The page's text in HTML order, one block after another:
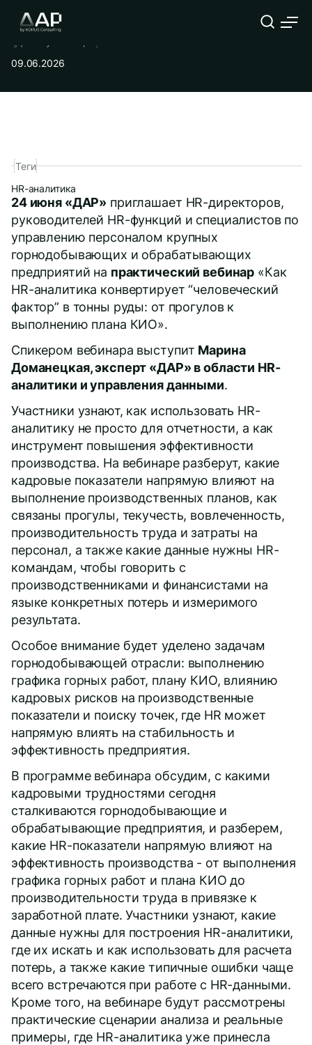
09.06.2026
Теги
HR-аналитика
24 июня «ДАР» приглашает HR-директоров,
руководителей HR-функций и специалистов по
управлению персоналом крупных
горнодобывающих и обрабатывающих
предприятий на практический вебинар «Как
HR-аналитика конвертирует “человеческий
фактор” в тонны руды: от прогулов к
выполнению плана КИО».
Спикером вебинара выступит Марина
Доманецкая, эксперт «ДАР» в области HR-
аналитики и управления данными.
Участники узнают, как использовать HR-
аналитику не просто для отчетности, а как
инструмент повышения эффективности
производства. На вебинаре разберут, какие
кадровые показатели напрямую влияют на
выполнение производственных планов, как
связаны прогулы, текучесть, вовлеченность,
производительность труда и затраты на
персонал, а также какие данные нужны HR-
командам, чтобы говорить с
производственниками и финансистами на
языке конкретных потерь и измеримого
результата.
Особое внимание будет уделено задачам
горнодобывающей отрасли: выполнению
графика горных работ, плану КИО, влиянию
кадровых рисков на производственные
показатели и поиску точек, где HR может
напрямую влиять на стабильность и
эффективность предприятия.
В программе вебинара обсудим, с какими
кадровыми трудностями сегодня
сталкиваются горнодобывающие и
обрабатывающие предприятия, и разберем,
какие HR-показатели напрямую влияют на
эффективность производства - от выполнения
графика горных работ и плана КИО до
производительности труда в привязке к
заработной плате. Участники узнают, какие
данные нужны для построения HR-аналитики,
где их искать и как использовать для расчета
потерь, а также какие типичные ошибки чаще
всего встречаются при работе с HR-данными.
Кроме того, на вебинаре будут рассмотрены
практические сценарии анализа и реальные
примеры, где HR-аналитика уже принесла